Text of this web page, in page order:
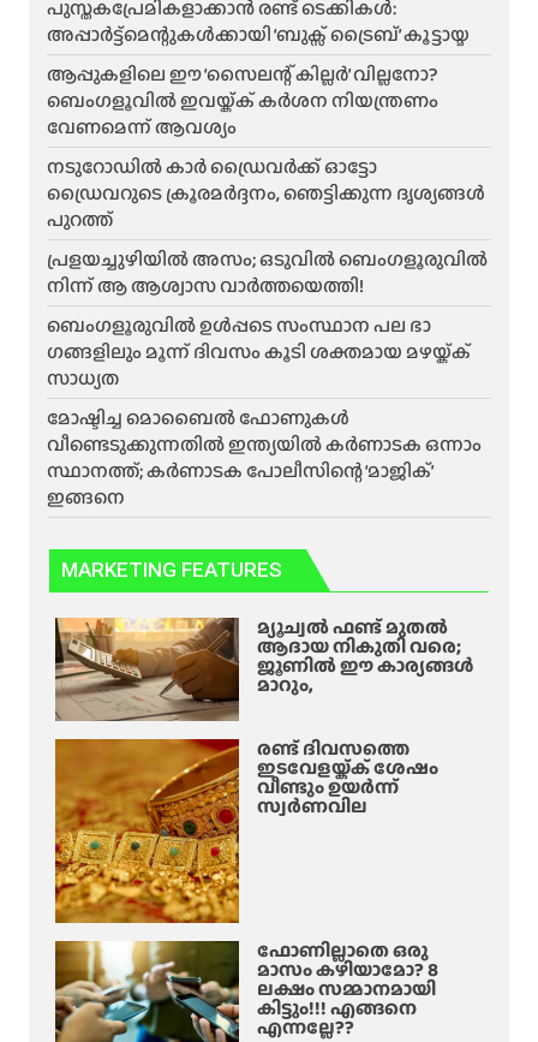
പുസ്തകപ്രേമികളാക്കാൻ രണ്ട് ടെക്കികൾ:
അപ്പാർട്ട്മെന്റുകൾക്കായി ‘ബുക്സ് ട്രൈബ്’ കൂട്ടായ്മ
ആപ്പുകളിലെ ഈ ‘സൈലന്റ് കില്ലർ’ വില്ലനോ?
ബെംഗളൂവിൽ ഇവയ്ക്ക് കർശന നിയന്ത്രണം
വേണമെന്ന് ആവശ്യം
നടുറോഡിൽ കാർ ഡ്രൈവർക്ക് ഓട്ടോ
ഡ്രൈവറുടെ ക്രൂരമർദ്ദനം, ഞെട്ടിക്കുന്ന ദൃശ്യങ്ങൾ
പുറത്ത്
പ്രളയച്ചുഴിയിൽ അസം; ഒടുവിൽ ബെംഗളൂരുവിൽ
നിന്ന് ആ ആശ്വാസ വാർത്തയെത്തി!
ബെംഗളൂരുവിൽ ഉൾപ്പടെ സംസ്ഥാന പല ഭാ​
ഗങ്ങളിലും മൂന്ന് ദിവസം കൂടി ശക്തമായ മഴയ്ക്ക്
സാധ്യത
മോഷ്ടിച്ച മൊബൈൽ ഫോണുകൾ
വീണ്ടെടുക്കുന്നതിൽ ഇന്ത്യയിൽ കർണാടക ഒന്നാം
സ്ഥാനത്ത്; കർണാടക പോലീസിന്റെ ‘മാജിക്’
ഇങ്ങനെ
MARKETING FEATURES
മ്യൂച്വൽ ഫണ്ട് മുതൽ
ആദായ നികുതി വരെ;
ജൂണിൽ ഈ കാര്യങ്ങൾ
മാറും,
രണ്ട് ദിവസത്തെ
ഇടവേളയ്ക്ക് ശേഷം
വീണ്ടും ഉയർന്ന്
സ്വർണവില
ഫോണില്ലാതെ ഒരു
മാസം കഴിയാമോ? 8
ലക്ഷം സമ്മാനമായി
കിട്ടും!!! എങ്ങനെ
എന്നല്ലേ??